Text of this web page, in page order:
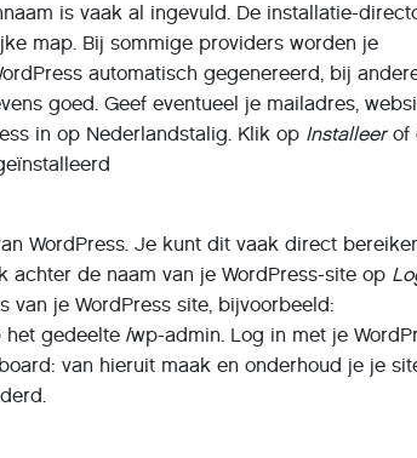
is vaak al ingevuld. De installatie-
map. Bij sommige providers worden je
automatisch gegenereerd, bij
goed. Geef eventueel je mailadres,
in op Nederlandstalig. Klik op Installeerof
WordPress. Je kunt dit vaak direct
de naam van je WordPress-site op
van je WordPress site, bijvoorbeeld:
het gedeelte /wp-admin. Log in met je
van hieruit maak en onderhoud je je